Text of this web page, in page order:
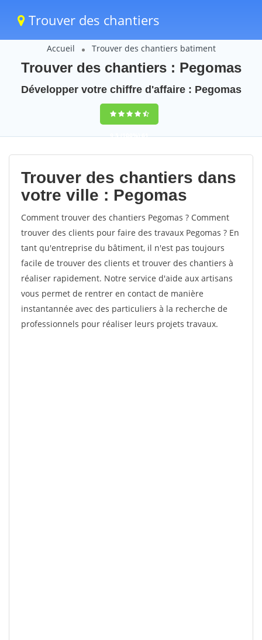
Trouver des chantiers
Accueil Trouver des chantiers batiment
Trouver des chantiers : Pegomas
Développer votre chiffre d'affaire : Pegomas
9,5(100%)61
votes
Trouver des chantiers dans
votre ville : Pegomas
Comment trouver des chantiers Pegomas ? Comment
trouver des clients pour faire des travaux Pegomas ? En
tant qu'entreprise du bâtiment, il n'est pas toujours
facile de trouver des clients et trouver des chantiers à
réaliser rapidement. Notre service d'aide aux artisans
vous permet de rentrer en contact de manière
instantannée avec des particuliers à la recherche de
professionnels pour réaliser leurs projets travaux.